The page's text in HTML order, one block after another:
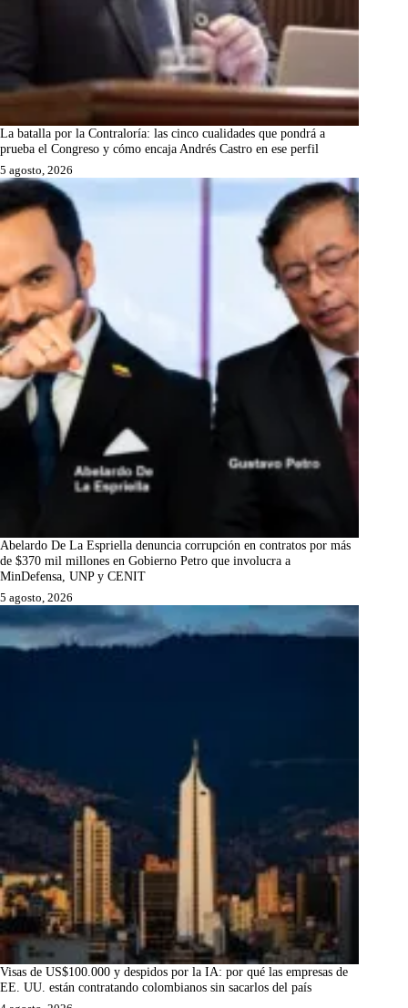
La batalla por la Contraloría: las cinco cualidades que pondrá a
prueba el Congreso y cómo encaja Andrés Castro en ese perfil
5 agosto, 2026
Abelardo De La Espriella denuncia corrupción en contratos por más
de $370 mil millones en Gobierno Petro que involucra a
MinDefensa, UNP y CENIT
5 agosto, 2026
Visas de US$100.000 y despidos por la IA: por qué las empresas de
EE. UU. están contratando colombianos sin sacarlos del país